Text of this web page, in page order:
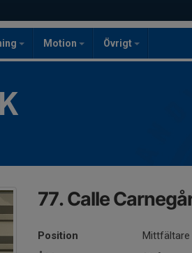
Motion Övrigt
77. Calle
Position
Mittfältare